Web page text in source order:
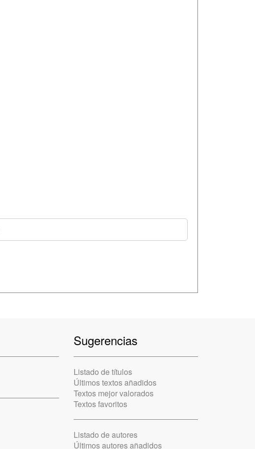
Sugerencias
Listado de títulos
Últimos textos añadidos
Textos mejor valorados
Textos favoritos
Listado de autores
Últimos autores añadidos